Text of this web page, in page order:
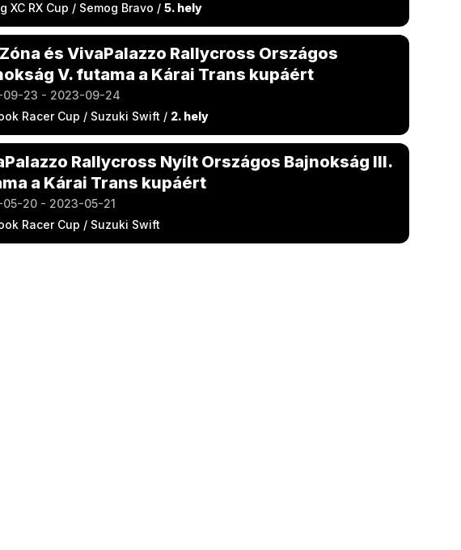
XC RX Cup / Semog Bravo / 5. hely
és VivaPalazzo Rallycross Országos
V. futama a Kárai Trans kupáért
09-23 - 2023-09-24
Racer Cup / Suzuki Swift / 2. hely
Rallycross Nyílt Országos Bajnokság III.
a Kárai Trans kupáért
20 - 2023-05-21
Racer Cup / Suzuki Swift